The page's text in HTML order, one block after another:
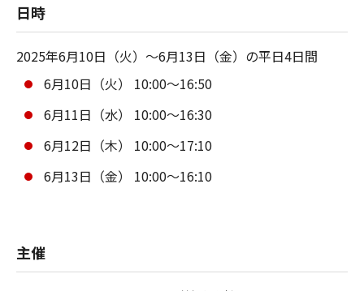
日時
2025年6月10日（火）～6月13日（金）の平日4日間
6月10日（火） 10:00～16:50
6月11日（水） 10:00～16:30
6月12日（木） 10:00～17:10
6月13日（金） 10:00～16:10
主催